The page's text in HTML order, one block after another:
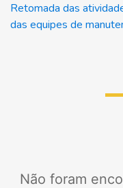
Retomada das
das equipes de
Não foram